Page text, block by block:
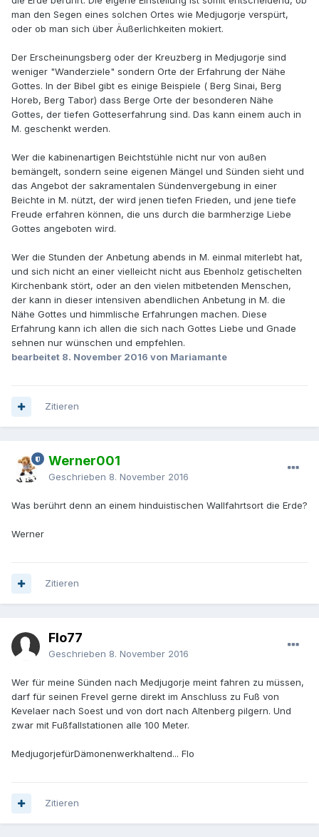
man den Segen eines solchen Ortes wie Medjugorje verspürt,
oder ob man sich über Äußerlichkeiten mokiert.
Der Erscheinungsberg oder der Kreuzberg in Medjugorje sind
weniger "Wanderziele" sondern Orte der Erfahrung der Nähe
Gottes. In der Bibel gibt es einige Beispiele ( Berg Sinai, Berg
Horeb, Berg Tabor) dass Berge Orte der besonderen Nähe
Gottes, der tiefen Gotteserfahrung sind. Das kann einem auch in
M. geschenkt werden.
Wer die kabinenartigen Beichtstühle nicht nur von außen
bemängelt, sondern seine eigenen Mängel und Sünden sieht und
das Angebot der sakramentalen Sündenvergebung in einer
Beichte in M. nützt, der wird jenen tiefen Frieden, und jene tiefe
Freude erfahren können, die uns durch die barmherzige Liebe
Gottes angeboten wird.
Wer die Stunden der Anbetung abends in M. einmal miterlebt hat,
und sich nicht an einer vielleicht nicht aus Ebenholz getischelten
Kirchenbank stört, oder an den vielen mitbetenden Menschen,
der kann in dieser intensiven abendlichen Anbetung in M. die
Nähe Gottes und himmlische Erfahrungen machen. Diese
Erfahrung kann ich allen die sich nach Gottes Liebe und Gnade
sehnen nur wünschen und empfehlen.
bearbeitet 8. November 2016 von Mariamante
Zitieren
Werner001
Geschrieben 8. November 2016
Was berührt denn an einem hinduistischen Wallfahrtsort die Erde?
Werner
Zitieren
Flo77
Geschrieben 8. November 2016
Wer für meine Sünden nach Medjugorje meint fahren zu müssen,
darf für seinen Frevel gerne direkt im Anschluss zu Fuß von
Kevelaer nach Soest und von dort nach Altenberg pilgern. Und
zwar mit Fußfallstationen alle 100 Meter.
MedjugorjefürDämonenwerkhaltend... Flo
Zitieren